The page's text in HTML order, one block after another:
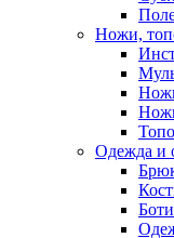
Ножи,
Одежда и